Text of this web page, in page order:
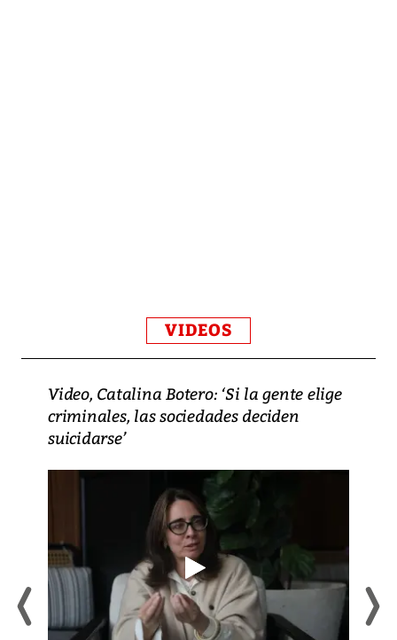
VIDEOS
Video, Catalina Botero: ‘Si la gente elige
criminales, las sociedades deciden
suicidarse’